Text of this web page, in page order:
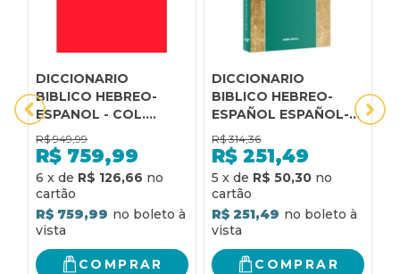
DICCIONARIO
BIBLICO HEBREO-
ESPANOL - COL.
BIBLIOTECA DE
CIENCIAS BIBLICAS Y -
3
R$ 949,99
R$ 759,99
6 x de R$ 126,66
R$ 759,99
COMPRAR
DICCIONARIO
BIBLICO HEBREO-
ESPAÑOL ESPAÑOL-
HEBREO
R$ 314,36
R$ 251,49
5 x de R$ 50,30
R$ 251,49
COMPRAR